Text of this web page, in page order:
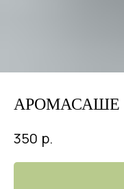
АРОМАСАШЕ
350 р.